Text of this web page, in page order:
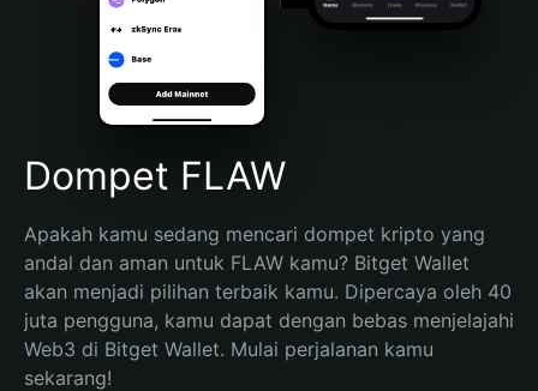
Português (Brasil)
Español (Argentina)
Dompet FLAW
Apakah kamu sedang mencari dompet kripto yang
andal dan aman untuk FLAW kamu? Bitget Wallet
akan menjadi pilihan terbaik kamu. Dipercaya oleh 40
juta pengguna, kamu dapat dengan bebas menjelajahi
Web3 di Bitget Wallet. Mulai perjalanan kamu
sekarang!